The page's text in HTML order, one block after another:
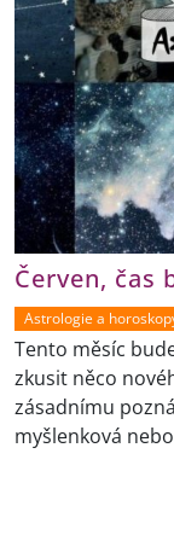
Červen, čas
Astrologie a
Tento měsíc
zkusit něco
zásadnímu
myšlenková